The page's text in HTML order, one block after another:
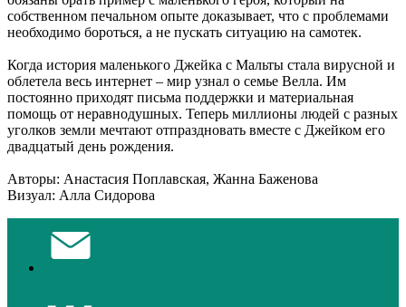
собственном печальном опыте доказывает, что с проблемами
необходимо бороться, а не пускать ситуацию на самотек.
Когда история маленького Джейка с Мальты стала вирусной и
облетела весь интернет – мир узнал о семье Велла. Им
постоянно приходят письма поддержки и материальная
помощь от неравнодушных. Теперь миллионы людей с разных
уголков земли мечтают отпраздновать вместе с Джейком его
двадцатый день рождения.
Авторы: Анастасия Поплавская, Жанна Баженова
Визуал: Алла Сидорова